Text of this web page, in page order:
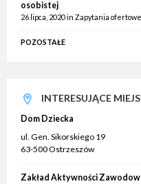
osobistej
26 lipca, 2020in Zapytania ofertowe
POZOSTAŁE
INTERESUJĄCE
Dom Dziecka
ul. Gen. Sikorskiego 19
63-500 Ostrzeszów
Zakład Aktywności